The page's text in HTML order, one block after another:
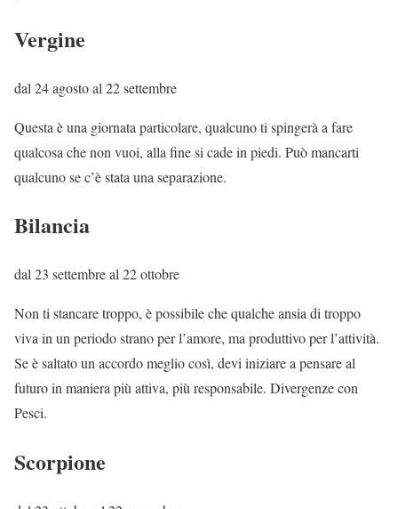
Vergine
dal 24 agosto al 22 settembre
Questa è una giornata particolare, qualcuno ti spingerà a fare
qualcosa che non vuoi, alla fine si cade in piedi. Può mancarti
qualcuno se c’è stata una separazione.
Bilancia
dal 23 settembre al 22 ottobre
Non ti stancare troppo, è possibile che qualche ansia di troppo
viva in un periodo strano per l’amore, ma produttivo per l’attività.
Se è saltato un accordo meglio così, devi iniziare a pensare al
futuro in maniera più attiva, più responsabile. Divergenze con
Pesci.
Scorpione